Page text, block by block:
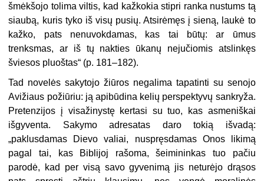
šmėkšojo tolima viltis, kad kažkokia stipri ranka nustums tą
siaubą, kuris tyko iš visų pusių. Atsirėmęs į sieną, laukė to
kažko, pats nenuvokdamas, kas tai būtų: ar ūmus
trenksmas, ar iš tų nakties ūkanų nejučiomis atslinkęs
šviesos pluoštas“ (p. 181–182).
Tad novelės sakytojo žiūros negalima tapatinti su senojo
Avižiaus požiūriu: ją apibūdina kelių perspektyvų sankryža.
Pretenzijos į visažinystę kertasi su tuo, kas asmeniškai
išgyventa. Sakymo adresatas daro tokią išvadą:
„paklusdamas Dievo valiai, nuspręsdamas Onos likimą
pagal tai, kas Biblijoj rašoma, šeimininkas tuo pačiu
parodė, kad per visą savo gyvenimą jis neturėjo drąsos